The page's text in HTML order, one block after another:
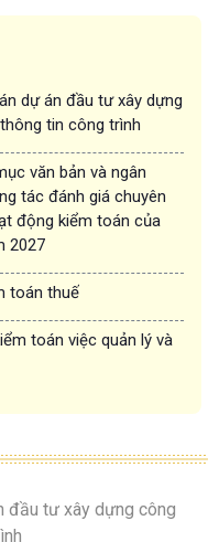
dự án đầu tư xây dựng
tin công trình
văn bản và ngân
tác đánh giá chuyên
động kiểm toán của
2027
toán thuế
toán việc quản lý và